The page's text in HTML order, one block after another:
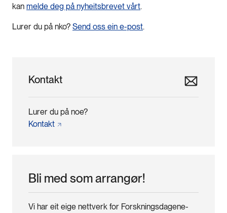
kan melde deg på nyheitsbrevet vårt.
Lurer du på nko? Send oss ein e-post.
Kontakt
Lurer du på noe?
Kontakt
Bli med som arrangør!
Vi har eit eige nettverk for Forskningsdagene-